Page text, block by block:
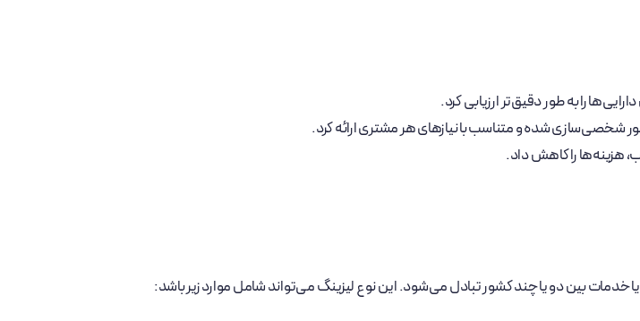
را به طور دقیق‌تر ارزیابی کرد.
شخصی‌سازی شده و متناسب با نیازهای هر مشتری ارائه کرد.
هزینه‌ها را کاهش داد.
خدمات بین دو یا چند کشور تبادل می‌شود. این نوع لیزینگ می‌تواند شامل موارد زیر باشد: